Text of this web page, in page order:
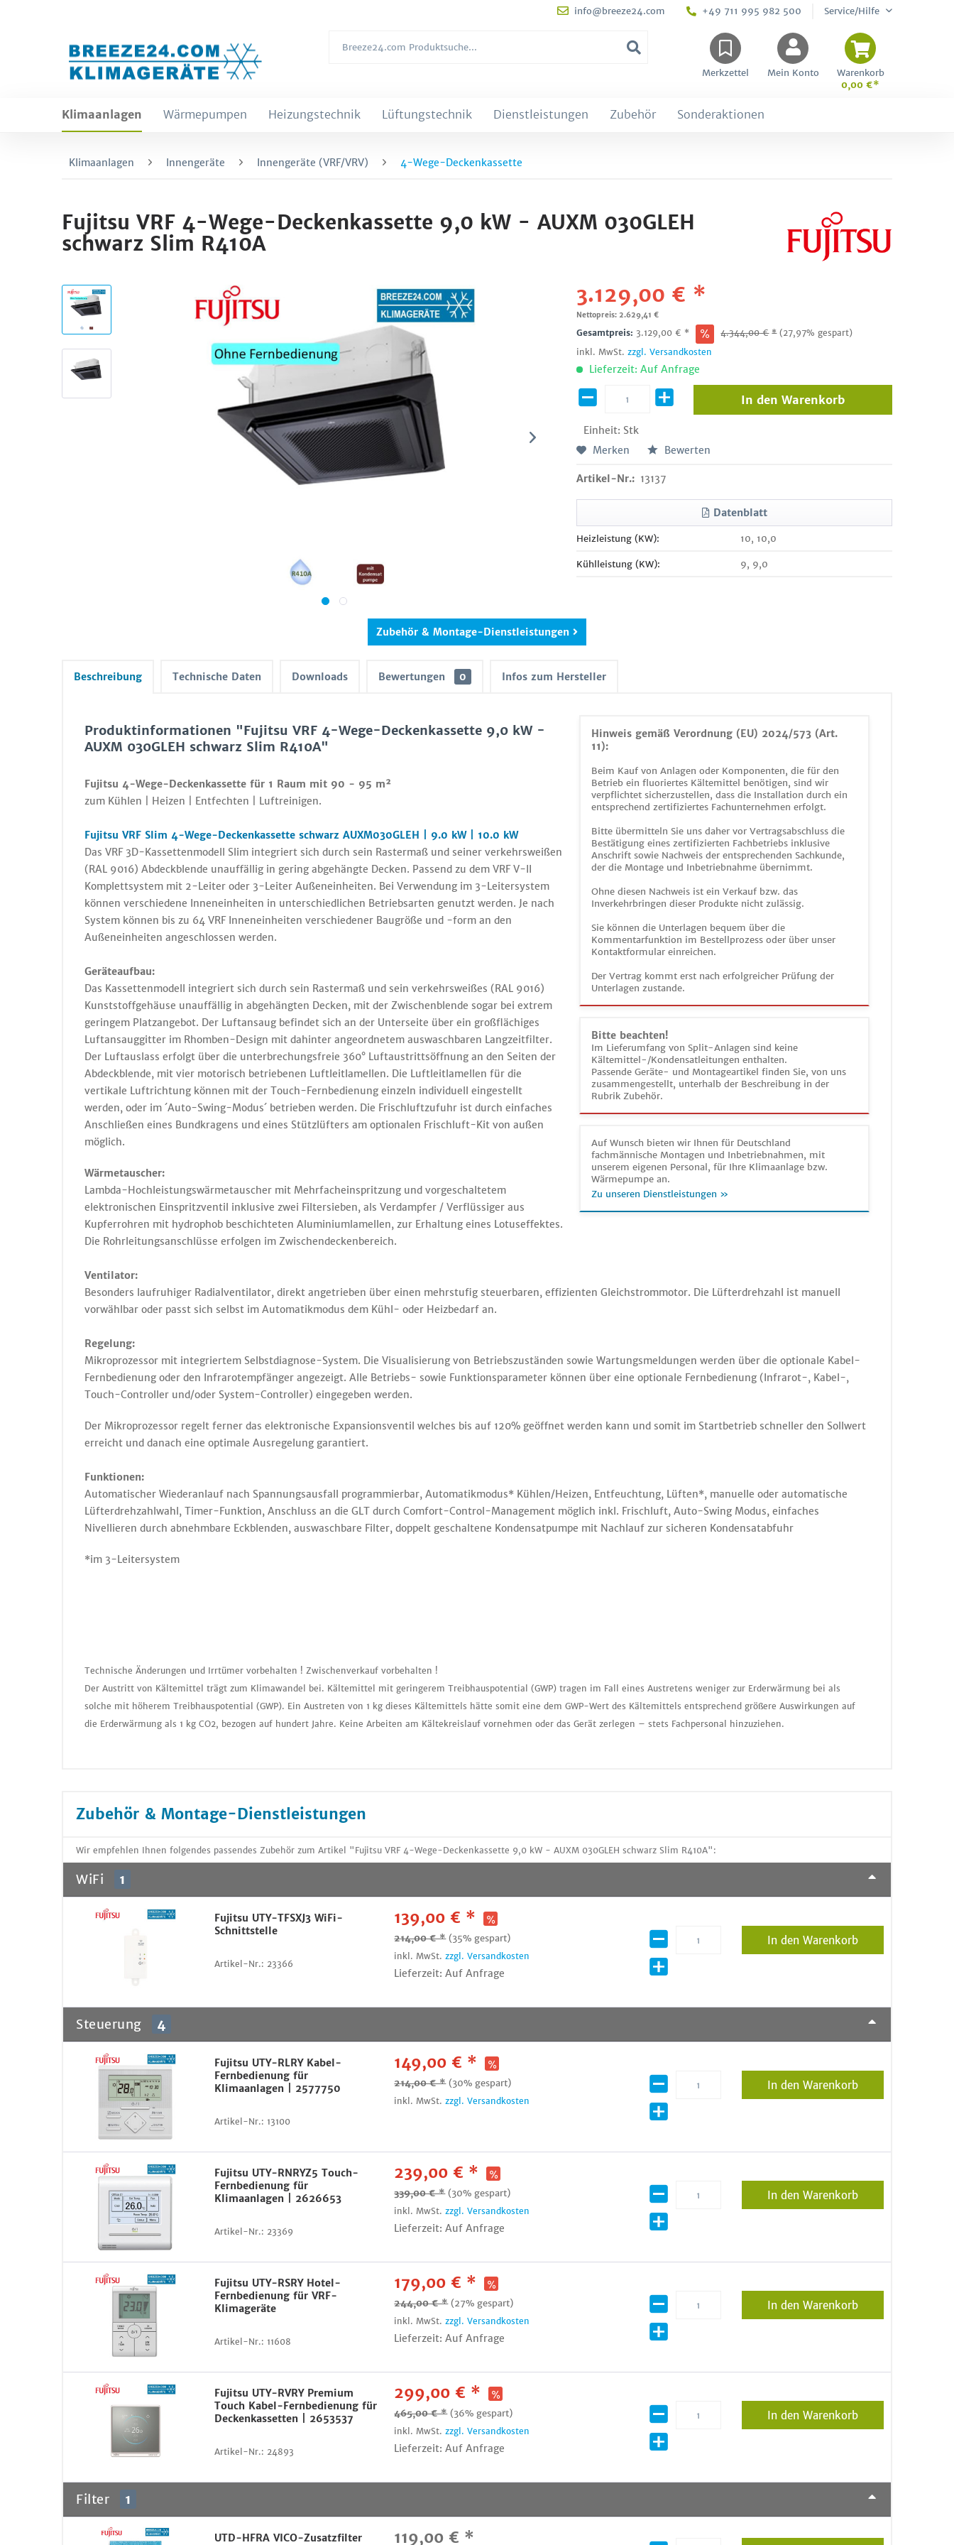
info@breeze24.com +49 711 995 982 500 Service/Hilfe
Merkzettel Mein Konto
Warenkorb
0,00 €*
Klimaanlagen Wärmepumpen Heizungstechnik Lüftungstechnik Dienstleistungen Zubehör Sonderaktionen
Klimaanlagen Innengeräte Innengeräte (VRF/VRV) 4-Wege-Deckenkassette
Fujitsu VRF 4-Wege-Deckenkassette 9,0 kW - AUXM 030GLEH
schwarz Slim R410A
3.129,00 € *
Nettopreis: 2.629,41 €
Gesamtpreis: 3.129,00 € * 4.344,00€ * (27,97% gespart)
inkl. MwSt.zzgl. Versandkosten
Lieferzeit: Auf Anfrage
Einheit: Stk
In den Warenkorb
Merken Bewerten
Artikel-Nr.: 13137
Datenblatt
Heizleistung (KW): 10, 10,0
Kühlleistung (KW): 9, 9,0
Zubehör & Montage-Dienstleistungen
Beschreibung Technische Daten Downloads Bewertungen 0 Infos zum Hersteller
Hinweis gemäß Verordnung (EU) 2024/573 (Art.
11):
Beim Kauf von Anlagen oder Komponenten, die für den
Betrieb ein fluoriertes Kältemittel benötigen, sind wir
verpflichtet sicherzustellen, dass die Installation durch ein
entsprechend zertifiziertes Fachunternehmen erfolgt.
Bitte übermitteln Sie uns daher vor Vertragsabschluss die
Bestätigung eines zertifizierten Fachbetriebs inklusive
Anschrift sowie Nachweis der entsprechenden Sachkunde,
der die Montage und Inbetriebnahme übernimmt.
Ohne diesen Nachweis ist ein Verkauf bzw. das
Inverkehrbringen dieser Produkte nicht zulässig.
Sie können die Unterlagen bequem über die
Kommentarfunktion im Bestellprozess oder über unser
Kontaktformular einreichen.
Der Vertrag kommt erst nach erfolgreicher Prüfung der
Unterlagen zustande.
Bitte beachten!
Im Lieferumfang von Split-Anlagen sind keine
Kältemittel-/Kondensatleitungen enthalten.
Passende Geräte- und Montageartikel finden Sie, von uns
zusammengestellt, unterhalb der Beschreibung in der
Rubrik Zubehör.
Auf Wunsch bieten wir Ihnen für Deutschland
fachmännische Montagen und Inbetriebnahmen, mit
unserem eigenen Personal, für Ihre Klimaanlage bzw.
Wärmepumpe an.
Zu unseren Dienstleistungen »
Produktinformationen "Fujitsu VRF 4-Wege-Deckenkassette 9,0 kW -
AUXM 030GLEH schwarz Slim R410A"
Fujitsu 4-Wege-Deckenkassette für 1 Raum mit 90 - 95 m²
zum Kühlen | Heizen | Entfechten | Luftreinigen.
Fujitsu VRF Slim 4-Wege-Deckenkassette schwarz AUXM030GLEH | 9.0 kW | 10.0 kW
Das VRF 3D-Kassettenmodell Slim integriert sich durch sein Rastermaß und seiner verkehrsweißen
(RAL 9016) Abdeckblende unauffällig in gering abgehängte Decken. Passend zu dem VRF V-II
Komplettsystem mit 2-Leiter oder 3-Leiter Außeneinheiten. Bei Verwendung im 3-Leitersystem
können verschiedene Inneneinheiten in unterschiedlichen Betriebsarten genutzt werden. Je nach
System können bis zu 64 VRF Inneneinheiten verschiedener Baugröße und -form an den
Außeneinheiten angeschlossen werden.
Geräteaufbau:
Das Kassettenmodell integriert sich durch sein Rastermaß und sein verkehrsweißes (RAL 9016)
Kunststoffgehäuse unauffällig in abgehängten Decken, mit der Zwischenblende sogar bei extrem
geringem Platzangebot. Der Luftansaug befindet sich an der Unterseite über ein großflächiges
Luftansauggitter im Rhomben-Design mit dahinter angeordnetem auswaschbaren Langzeitfilter.
Der Luftauslass erfolgt über die unterbrechungsfreie 360° Luftaustrittsöffnung an den Seiten der
Abdeckblende, mit vier motorisch betriebenen Luftleitlamellen. Die Luftleitlamellen für die
vertikale Luftrichtung können mit der Touch-Fernbedienung einzeln individuell eingestellt
werden, oder im ´Auto-Swing-Modus´ betrieben werden. Die Frischluftzufuhr ist durch einfaches
Anschließen eines Bundkragens und eines Stützlüfters am optionalen Frischluft-Kit von außen
möglich.
Wärmetauscher:
Lambda-Hochleistungswärmetauscher mit Mehrfacheinspritzung und vorgeschaltetem
elektronischen Einspritzventil inklusive zwei Filtersieben, als Verdampfer / Verflüssiger aus
Kupferrohren mit hydrophob beschichteten Aluminiumlamellen, zur Erhaltung eines Lotuseffektes.
Die Rohrleitungsanschlüsse erfolgen im Zwischendeckenbereich.
Ventilator:
Besonders laufruhiger Radialventilator, direkt angetrieben über einen mehrstufig steuerbaren, effizienten Gleichstrommotor. Die Lüfterdrehzahl ist manuell
vorwählbar oder passt sich selbst im Automatikmodus dem Kühl- oder Heizbedarf an.
Regelung:
Mikroprozessor mit integriertem Selbstdiagnose-System. Die Visualisierung von Betriebszuständen sowie Wartungsmeldungen werden über die optionale Kabel-
Fernbedienung oder den Infrarotempfänger angezeigt. Alle Betriebs- sowie Funktionsparameter können über eine optionale Fernbedienung (Infrarot-, Kabel-,
Touch-Controller und/oder System-Controller) eingegeben werden.
Der Mikroprozessor regelt ferner das elektronische Expansionsventil welches bis auf 120% geöffnet werden kann und somit im Startbetrieb schneller den Sollwert
erreicht und danach eine optimale Ausregelung garantiert.
Funktionen:
Automatischer Wiederanlauf nach Spannungsausfall programmierbar, Automatikmodus* Kühlen/Heizen, Entfeuchtung, Lüften*, manuelle oder automatische
Lüfterdrehzahlwahl, Timer-Funktion, Anschluss an die GLT durch Comfort-Control-Management möglich inkl. Frischluft, Auto-Swing Modus, einfaches
Nivellieren durch abnehmbare Eckblenden, auswaschbare Filter, doppelt geschaltene Kondensatpumpe mit Nachlauf zur sicheren Kondensatabfuhr
*im 3-Leitersystem
Technische Änderungen und Irrtümer vorbehalten ! Zwischenverkauf vorbehalten !
Der Austritt von Kältemittel trägt zum Klimawandel bei. Kältemittel mit geringerem Treibhauspotential (GWP) tragen im Fall eines Austretens weniger zur Erderwärmung bei als
solche mit höherem Treibhauspotential (GWP). Ein Austreten von 1 kg dieses Kältemittels hätte somit eine dem GWP-Wert des Kältemittels entsprechend größere Auswirkungen auf
die Erderwärmung als 1 kg CO2, bezogen auf hundert Jahre. Keine Arbeiten am Kältekreislauf vornehmen oder das Gerät zerlegen – stets Fachpersonal hinzuziehen.
Zubehör & Montage-Dienstleistungen
Wir empfehlen Ihnen folgendes passendes Zubehör zum Artikel "Fujitsu VRF 4-Wege-Deckenkassette 9,0 kW - AUXM 030GLEH schwarz Slim R410A":
WiFi 1
Fujitsu UTY-TFSXJ3 WiFi-
Schnittstelle
Artikel-Nr.: 23366
139,00 € *
214,00 € * (35% gespart)
inkl. MwSt.zzgl. Versandkosten
Lieferzeit: Auf Anfrage
In den Warenkorb
Steuerung 4
Fujitsu UTY-RLRY Kabel-
Fernbedienung für
Klimaanlagen | 2577750
Artikel-Nr.: 13100
149,00 € *
214,00 € * (30% gespart)
inkl. MwSt.zzgl. Versandkosten
In den Warenkorb
Fujitsu UTY-RNRYZ5 Touch-
Fernbedienung für
Klimaanlagen | 2626653
Artikel-Nr.: 23369
239,00 € *
339,00 € * (30% gespart)
inkl. MwSt.zzgl. Versandkosten
Lieferzeit: Auf Anfrage
In den Warenkorb
Fujitsu UTY-RSRY Hotel-
Fernbedienung für VRF-
Klimageräte
Artikel-Nr.: 11608
179,00 € *
244,00 € * (27% gespart)
inkl. MwSt.zzgl. Versandkosten
Lieferzeit: Auf Anfrage
In den Warenkorb
Fujitsu UTY-RVRY Premium
Touch Kabel-Fernbedienung für
Deckenkassetten | 2653537
Artikel-Nr.: 24893
299,00 € *
465,00 € * (36% gespart)
inkl. MwSt.zzgl. Versandkosten
Lieferzeit: Auf Anfrage
In den Warenkorb
Filter 1
UTD-HFRA VICO-Zusatzfilter
119,00 € *